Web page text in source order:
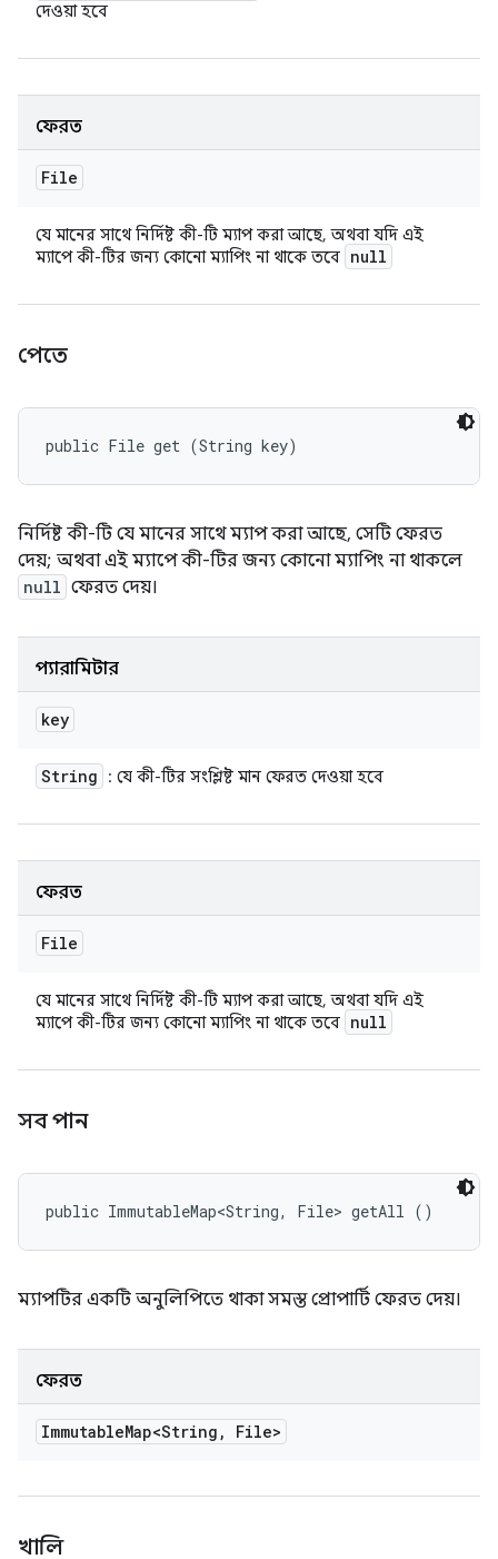
দেওয়া হবে
ফেরত
File
যে মানের সাথে নির্দিষ্ট কী-টি ম্যাপ করা আছে, অথবা যদি এই
ম্যাপে কী-টির জন্য কোনো ম্যাপিং না থাকে তবে null
পেতে
public File get (String key)
নির্দিষ্ট কী-টি যে মানের সাথে ম্যাপ করা আছে, সেটি ফেরত
দেয়; অথবা এই ম্যাপে কী-টির জন্য কোনো ম্যাপিং না থাকলে
null ফেরত দেয়।
প্যারামিটার
key
String : যে কী-টির সংশ্লিষ্ট মান ফেরত দেওয়া হবে
ফেরত
File
যে মানের সাথে নির্দিষ্ট কী-টি ম্যাপ করা আছে, অথবা যদি এই
ম্যাপে কী-টির জন্য কোনো ম্যাপিং না থাকে তবে null
সব পান
public ImmutableMap<String, File> getAll ()
ম্যাপটির একটি অনুলিপিতে থাকা সমস্ত প্রোপার্টি ফেরত দেয়।
ফেরত
ImmutableMap<String , File>
খালি